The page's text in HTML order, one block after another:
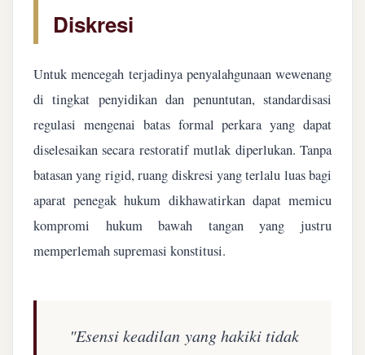
Diskresi
Untuk mencegah terjadinya penyalahgunaan wewenang
di tingkat penyidikan dan penuntutan, standardisasi
regulasi mengenai batas formal perkara yang dapat
diselesaikan secara restoratif mutlak diperlukan. Tanpa
batasan yang rigid, ruang diskresi yang terlalu luas bagi
aparat penegak hukum dikhawatirkan dapat memicu
kompromi hukum bawah tangan yang justru
memperlemah supremasi konstitusi.
"Esensi keadilan yang hakiki tidak